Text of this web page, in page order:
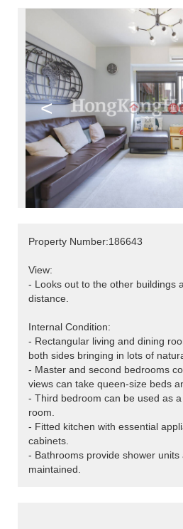
<
Property Number:186643
View:
- Looks out to the other buildings
distance.
Internal Condition:
- Rectangular living and dining
both sides bringing in lots of
- Master and second bedrooms
views can take queen-size beds
- Third bedroom can be used as
room.
- Fitted kitchen with essential
cabinets.
- Bathrooms provide shower units
maintained.